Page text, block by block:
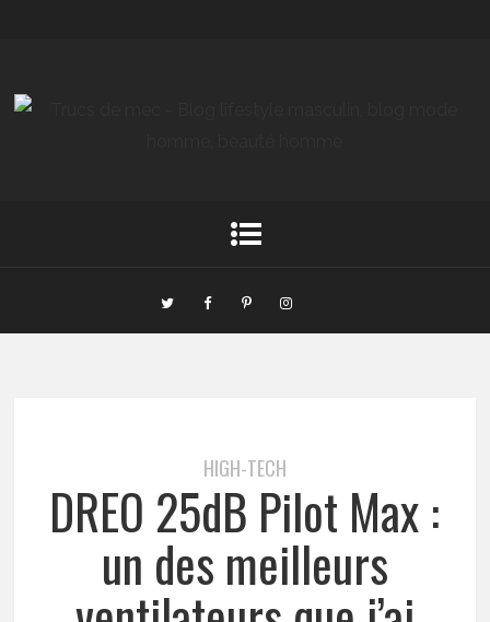
HIGH-TECH
DREO 25dB Pilot Max :
un des meilleurs